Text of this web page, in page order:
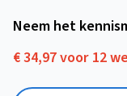
Neem het
€ 34,97 voor 12